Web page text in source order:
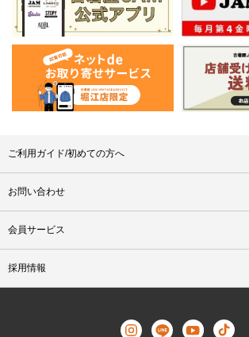
ご利用ガイド/初めての方へ
お問い合わせ
会員サービス
採用情報